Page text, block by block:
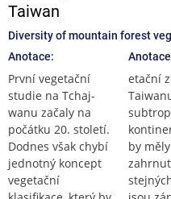
Taiwan
Diversity of mountain forest
Anotace:
První vegetační
studie na Tchaj-
wanu začaly na
počátku 20. století.
Dodnes však chybí
jednotný koncept
vegetační
etační
by